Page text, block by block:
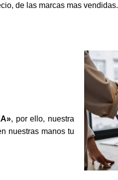
de las marcas mas vendidas.
, por ello, nuestra
nuestras manos tu